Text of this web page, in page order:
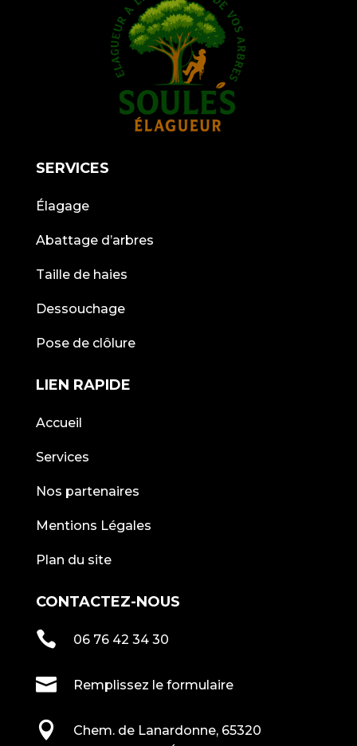
SERVICES
Élagage
Abattage d’arbres
Taille de haies
Dessouchage
Pose de clôlure
LIEN RAPIDE
Accueil
Services
Nos partenaires
Mentions Légales
Plan du site
CONTACTEZ-NOUS
 06 76 42 34 30
 Remplissez le formulaire

Chem. de Lanardonne, 65320